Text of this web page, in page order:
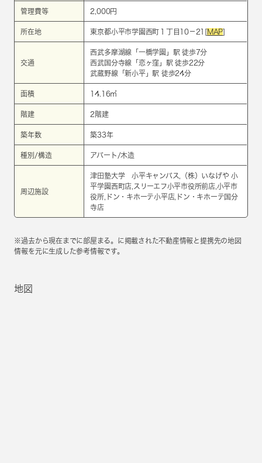
管理費等 2,000円
所在地 東京都小平市学園西町１丁目10－21[MAP]
交通
西武多摩湖線 「 一橋学園 」駅 徒歩7分
西武国分寺線 「 恋ヶ窪 」駅 徒歩22分
武蔵野線 「新小平」駅 徒歩24分
面積 14.16㎡
階建 2階建
築年数 築33年
種別/構造 アパート/木造
周辺施設
津田塾大学 小平キャンパス,（株）いなげや 小
平学園西町店,スリーエフ小平市役所前店,小平市
役所,ドン・キホーテ小平店,ドン・キホーテ国分
寺店
※過去から現在までに部屋まる。に掲載された不動産情報と提携先の地図
情報を元に生成した参考情報です。
地図